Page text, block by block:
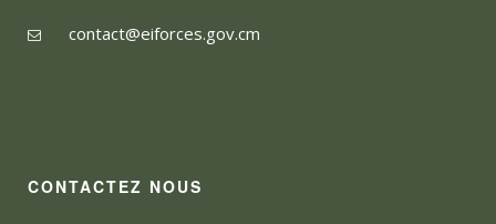
contact@eiforces.gov.cm
CONTACTEZ NOUS